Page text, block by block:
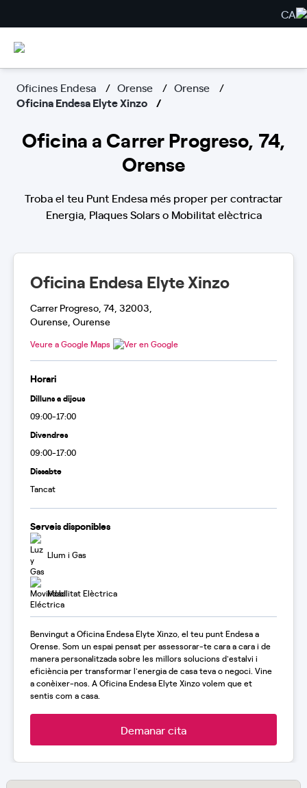
CA
Oficines Endesa Orense
Orense
Oficina Endesa Elyte Xinzo
Oficina a Carrer Progreso, 74,
Orense
Troba el teu Punt Endesa més proper per contractar
Energia, Plaques Solars o Mobilitat elèctrica
Oficina Endesa Elyte Xinzo
Carrer Progreso, 74, 32003,
Ourense, Ourense
Veure a Google Maps
Horari
Dilluns a dijous
09:00-17:00
Divendres
09:00-17:00
Dissabte
Tancat
Serveis disponibles
Llum i Gas
Mobilitat Elèctrica
Benvingut a Oficina Endesa Elyte Xinzo, el teu punt Endesa a
Orense. Som un espai pensat per assessorar-te cara a cara i de
manera personalitzada sobre les millors solucions d'estalvi i
eficiència per transformar l'energia de casa teva o negoci. Vine
a conèixer-nos. A Oficina Endesa Elyte Xinzo volem que et
sentis com a casa.
Demanar cita